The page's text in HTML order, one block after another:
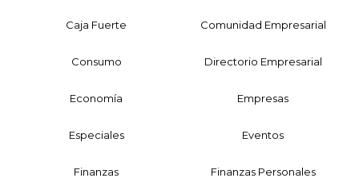
Caja Fuerte Comunidad Empresarial
Consumo Directorio Empresarial
Economía Empresas
Especiales Eventos
Finanzas Finanzas Personales